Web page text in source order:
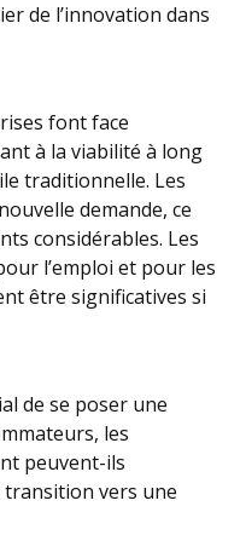
de l’innovation dans
font face
à la viabilité à long
traditionnelle. Les
demande, ce
considérables. Les
l’emploi et pour les
être significatives si
de se poser une
les
peuvent-ils
vers une